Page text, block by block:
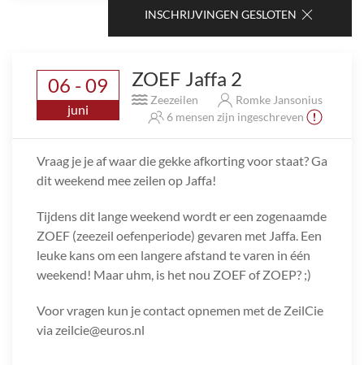
INSCHRIJVINGEN GESLOTEN
06 - 09
juni
ZOEF Jaffa 2
Zeezeilen
Romke Jansonius
6 mensen zijn ingeschreven
Vraag je je af waar die gekke afkorting voor staat? Ga
dit weekend mee zeilen op Jaffa!
Tijdens dit lange weekend wordt er een zogenaamde
ZOEF (zeezeil oefenperiode) gevaren met Jaffa. Een
leuke kans om een langere afstand te varen in één
weekend! Maar uhm, is het nou ZOEF of ZOEP? ;)
Voor vragen kun je contact opnemen met de ZeilCie
via zeilcie@euros.nl